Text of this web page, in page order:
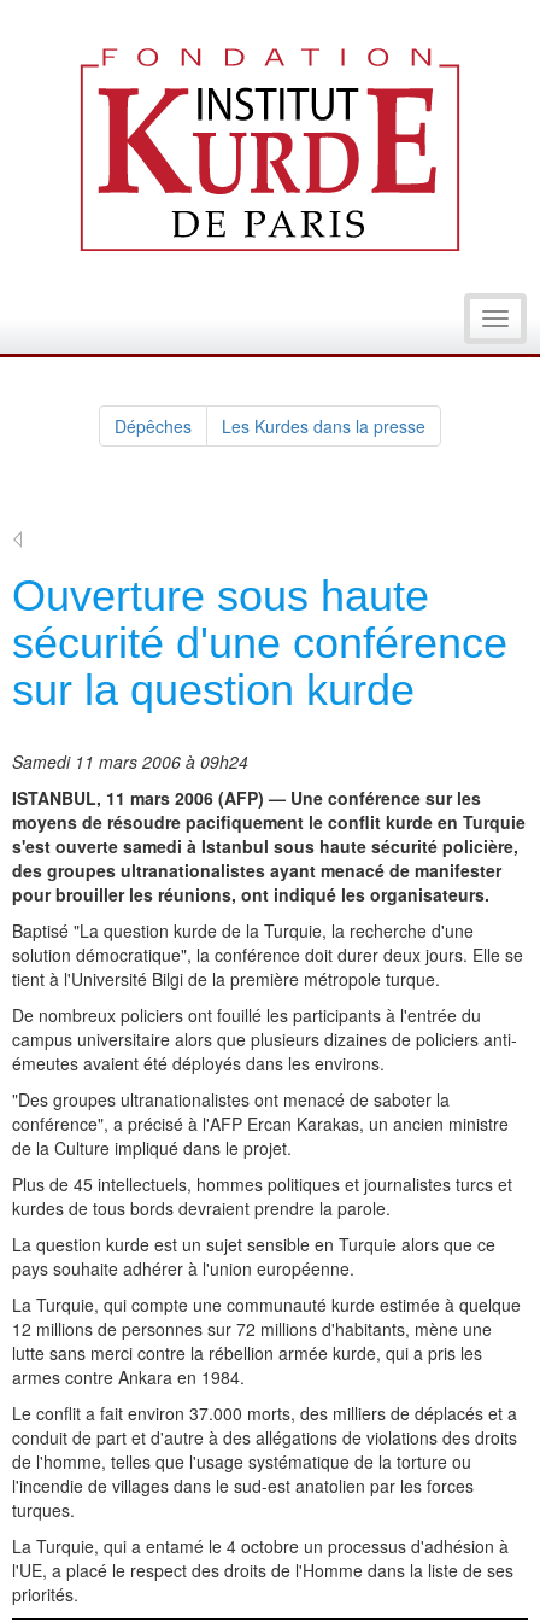
Dépêches Les Kurdes dans la presse
Ouverture sous haute
sécurité d'une conférence
sur la question kurde
Samedi 11 mars 2006 à 09h24
ISTANBUL, 11 mars 2006 (AFP) — Une conférence sur les
moyens de résoudre pacifiquement le conflit kurde en Turquie
s'est ouverte samedi à Istanbul sous haute sécurité policière,
des groupes ultranationalistes ayant menacé de manifester
pour brouiller les réunions, ont indiqué les organisateurs.
Baptisé "La question kurde de la Turquie, la recherche d'une
solution démocratique", la conférence doit durer deux jours. Elle se
tient à l'Université Bilgi de la première métropole turque.
De nombreux policiers ont fouillé les participants à l'entrée du
campus universitaire alors que plusieurs dizaines de policiers anti-
émeutes avaient été déployés dans les environs.
"Des groupes ultranationalistes ont menacé de saboter la
conférence", a précisé à l'AFP Ercan Karakas, un ancien ministre
de la Culture impliqué dans le projet.
Plus de 45 intellectuels, hommes politiques et journalistes turcs et
kurdes de tous bords devraient prendre la parole.
La question kurde est un sujet sensible en Turquie alors que ce
pays souhaite adhérer à l'union européenne.
La Turquie, qui compte une communauté kurde estimée à quelque
12 millions de personnes sur 72 millions d'habitants, mène une
lutte sans merci contre la rébellion armée kurde, qui a pris les
armes contre Ankara en 1984.
Le conflit a fait environ 37.000 morts, des milliers de déplacés et a
conduit de part et d'autre à des allégations de violations des droits
de l'homme, telles que l'usage systématique de la torture ou
l'incendie de villages dans le sud-est anatolien par les forces
turques.
La Turquie, qui a entamé le 4 octobre un processus d'adhésion à
l'UE, a placé le respect des droits de l'Homme dans la liste de ses
priorités.